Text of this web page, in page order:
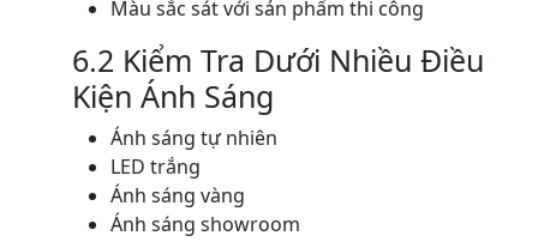
Màu sắc sát với sản phẩm thi công
6.2 Kiểm Tra Dưới Nhiều Điều
Kiện Ánh Sáng
Ánh sáng tự nhiên
LED trắng
Ánh sáng vàng
Ánh sáng showroom